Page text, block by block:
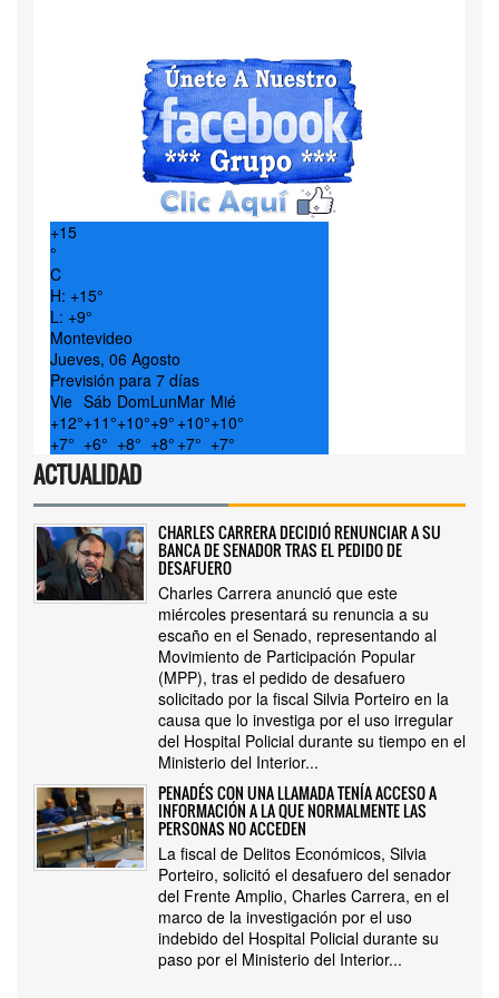
+15
°
C
H: +15°
L: +9°
Montevideo
Jueves, 06 Agosto
Previsión para 7 días
Vie Sáb DomLunMar Mié
+12°+11°+10°+9° +10°+10°
+7° +6° +8° +8° +7° +7°
ACTUALIDAD
CHARLES CARRERA DECIDIÓ RENUNCIAR A SU
BANCA DE SENADOR TRAS EL PEDIDO DE
DESAFUERO
Charles Carrera anunció que este
miércoles presentará su renuncia a su
escaño en el Senado, representando al
Movimiento de Participación Popular
(MPP), tras el pedido de desafuero
solicitado por la fiscal Silvia Porteiro en la
causa que lo investiga por el uso irregular
del Hospital Policial durante su tiempo en el
Ministerio del Interior...
PENADÉS CON UNA LLAMADA TENÍA ACCESO A
INFORMACIÓN A LA QUE NORMALMENTE LAS
PERSONAS NO ACCEDEN
La fiscal de Delitos Económicos, Silvia
Porteiro, solicitó el desafuero del senador
del Frente Amplio, Charles Carrera, en el
marco de la investigación por el uso
indebido del Hospital Policial durante su
paso por el Ministerio del Interior...